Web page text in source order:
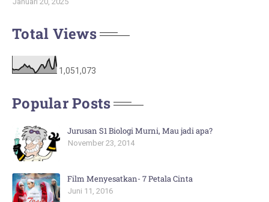
Total Views
1,051,073
Popular Posts
Jurusan S1 Biologi Murni, Mau jadi apa?
November 23, 2014
Film Menyesatkan- 7 Petala Cinta
Juni 11, 2016